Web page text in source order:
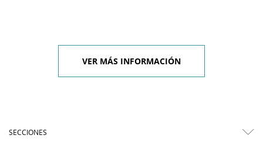
VER MÁS INFORMACIÓN
SECCIONES